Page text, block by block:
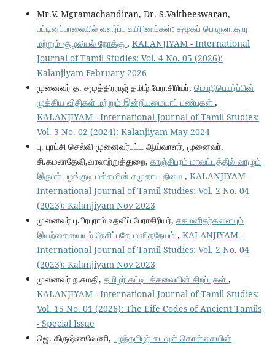
Mr.V. Mgramachandiran, Dr. S.Vaitheeswaran,
பட்டினப்பாலையில் வளர்ப்பு உயிரினங்கள்: சமூகப் பொருளாதார
மற்றும் சூழலியல் நோக்கு , KALANJIYAM - International
Journal of Tamil Studies: Vol. 4 No. 05 (2026):
Kalanjiyam February 2026
முனைவர் த. சமுத்திரராஜ் தமிழ் பேராசிரியர், மொழிபெயர்ப்பின்
முக்கிய விதிகள் மற்றும் இன்றியமையாப் பண்புகள் ,
KALANJIYAM - International Journal of Tamil Studies:
Vol. 3 No. 02 (2024): Kalanjiyam May 2024
பு. புரட்சி செல்வி முனைவர்பட்ட ஆய்வாளர், முனைவர்.
சி.கமலாதேவி,வரலாற்றுத்துறை, காஞ்சிபுரம் மாவட்டத்தில் வாழும்
இருளர் பழங்குடி மக்களின் சமுதாய நிலை , KALANJIYAM -
International Journal of Tamil Studies: Vol. 2 No. 04
(2023): Kalanjiyam Nov 2023
முனைவர் பு.பிரபுராம் உதவிப் பேராசிரியர், சகமனிதர்களையும்
இயற்கையையும் நேசிப்பதே மனிதநேயம் , KALANJIYAM -
International Journal of Tamil Studies: Vol. 2 No. 04
(2023): Kalanjiyam Nov 2023
முனைவர் ந.சுமதி, தமிழர் கட்டிடக்கலையின் சிறப்புகள் ,
KALANJIYAM - International Journal of Tamil Studies:
Vol. 15 No. 01 (2026): The Life Codes of Ancient Tamils
- Special Issue
ஜெ. கிருஷ்ணவேணி, பழந்தமிழர் கடவுள் கொள்கையின்